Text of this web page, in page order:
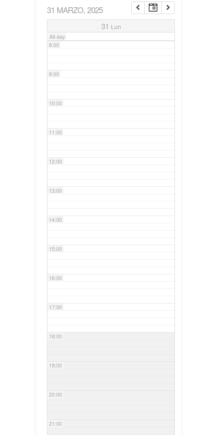
31 MARZO, 2025
31 Lun
All-day
7:00
8:00
9:00
10:00
11:00
12:00
13:00
14:00
15:00
16:00
17:00
18:00
19:00
20:00
21:00